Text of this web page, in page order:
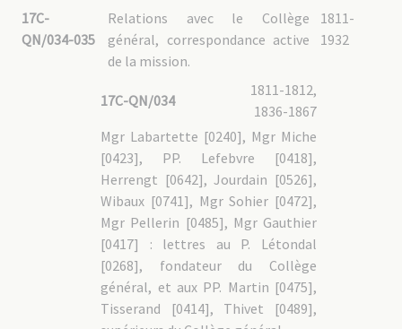
17C-
QN/034-035
1811-
1932
Relations avec le Collège
général, correspondance active
de la mission.
17C-QN/034
1811-1812,
1836-1867
Mgr Labartette [0240], Mgr Miche
[0423], PP. Lefebvre [0418],
Herrengt [0642], Jourdain [0526],
Wibaux [0741], Mgr Sohier [0472],
Mgr Pellerin [0485], Mgr Gauthier
[0417] : lettres au P. Létondal
[0268], fondateur du Collège
général, et aux PP. Martin [0475],
Tisserand [0414], Thivet [0489],